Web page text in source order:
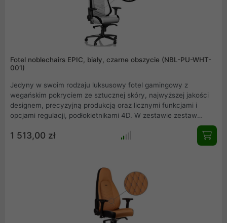
Fotel noblechairs EPIC, biały, czarne obszycie (NBL-PU-WHT-
001)
Jedyny w swoim rodzaju luksusowy fotel gamingowy z
wegańskim pokryciem ze sztucznej skóry, najwyższej jakości
designem, precyzyjną produkcją oraz licznymi funkcjami i
opcjami regulacji, podłokietnikami 4D. W zestawie zestaw
1 513,00 zł